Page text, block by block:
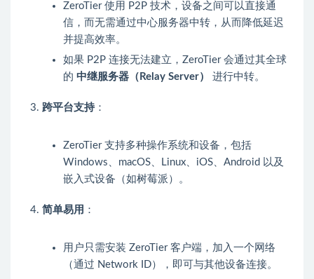
ZeroTier 使用 P2P 技术，设备之间可以直接通
信，而无需通过中心服务器中转，从而降低延迟
并提高效率。
如果 P2P 连接无法建立，ZeroTier 会通过其全球
的 中继服务器（Relay Server） 进行中转。
跨平台支持：
ZeroTier 支持多种操作系统和设备，包括
Windows、macOS、Linux、iOS、Android 以及
嵌入式设备（如树莓派）。
简单易用 ：
用户只需安装 ZeroTier 客户端，加入一个网络
（通过 Network ID），即可与其他设备连接。